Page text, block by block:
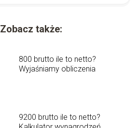
Zobacz także:
800 brutto ile to netto?
Wyjaśniamy obliczenia
9200 brutto ile to netto?